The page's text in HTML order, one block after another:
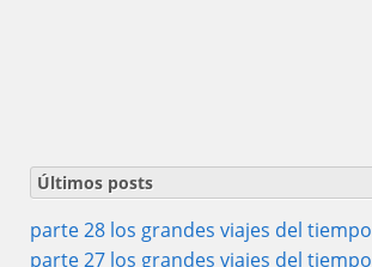
Últimos posts
parte 28 los grandes viajes del tiempo
parte 27 los grandes viajes del tiempo